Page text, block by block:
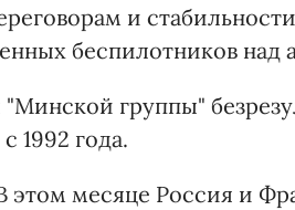
и
беспилотников над
группы"
1992 года.
этом месяце Россия и